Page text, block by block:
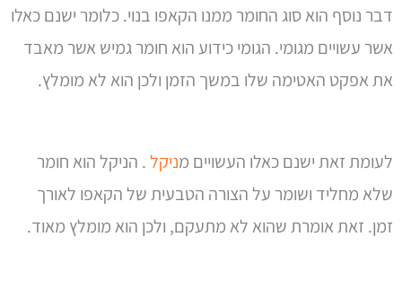
דבר נוסף הוא סוג החומר ממנו הקאפו בנוי. כלומר ישנם כאלו
אשר עשויים מגומי. הגומי כידוע הוא חומר גמיש אשר מאבד
את אפקט האטימה שלו במשך הזמן ולכן הוא לא מומלץ.
לעומת זאת ישנם כאלו העשויים מניקל. הניקל הוא חומר
שלא מחליד ושומר על הצורה הטבעית של הקאפו לאורך
זמן. זאת אומרת שהוא לא מתעקם, ולכן הוא מומלץ מאוד.